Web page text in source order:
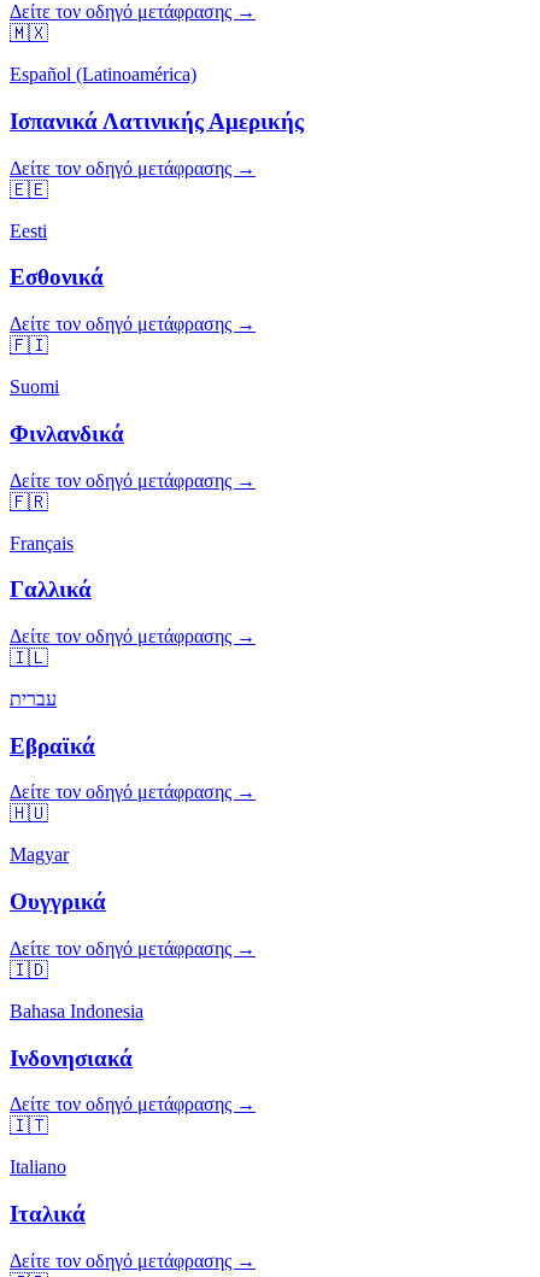
Δείτε τον οδηγό μετάφρασης →
🇲🇽
Español (Latinoamérica)
Ισπανικά Λατινικής Αμερικής
Δείτε τον οδηγό μετάφρασης →
🇪🇪
Eesti
Εσθονικά
Δείτε τον οδηγό μετάφρασης →
🇫🇮
Suomi
Φινλανδικά
Δείτε τον οδηγό μετάφρασης →
🇫🇷
Français
Γαλλικά
Δείτε τον οδηγό μετάφρασης →
🇮🇱
עברית
Εβραϊκά
Δείτε τον οδηγό μετάφρασης →
🇭🇺
Magyar
Ουγγρικά
Δείτε τον οδηγό μετάφρασης →
🇮🇩
Bahasa Indonesia
Ινδονησιακά
Δείτε τον οδηγό μετάφρασης →
🇮🇹
Italiano
Ιταλικά
Δείτε τον οδηγό μετάφρασης →